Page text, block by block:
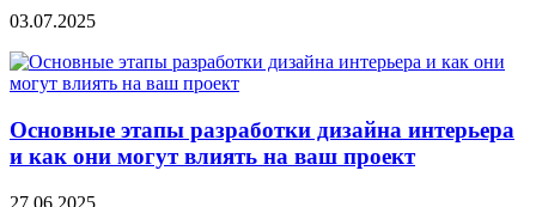
03.07.2025
Основные этапы разработки дизайна интерьера
и как они могут влиять на ваш проект
27.06.2025